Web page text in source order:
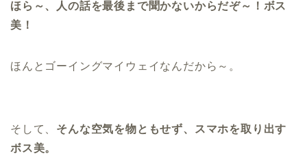
ほら～、人の話を最後まで聞かないからだぞ～！ボス
美！
ほんとゴーイングマイウェイなんだから～。
そして、 そんな空気を物ともせず、スマホを取り出す
ボス美。